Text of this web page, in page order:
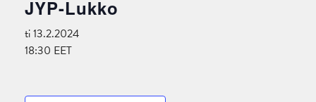
JYP-Lukko
ti 13.2.2024
18:30 EET